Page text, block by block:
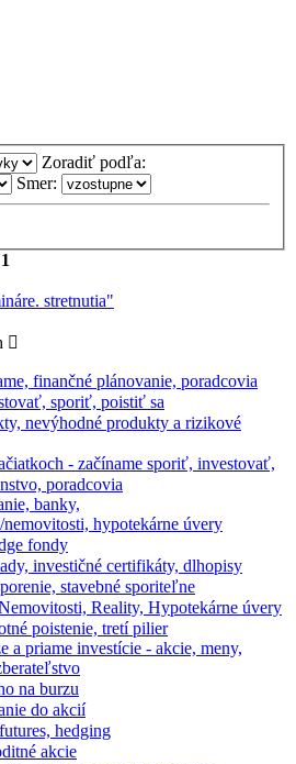
Zoradiť podľa:
Smer:
1
stretnutia"
finančné plánovanie, poradcovia
sporiť, poistiť sa
nevýhodné produkty a rizikové
- začíname sporiť, investovať,
poradcovia
banky,
hypotekárne úvery
fondy
investičné certifikáty, dlhopisy
stavebné sporiteľne
Reality, Hypotekárne úvery
poistenie, tretí pilier
a priame investície - akcie, meny,
na burzu
do akcií
hedging
akcie